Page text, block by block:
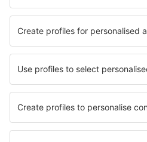
Unterkunft in San Lazzaro di Savena
Unterkunft in Peschiera del Garda
Unterkunft in Saint-Sernin-sur-Rance